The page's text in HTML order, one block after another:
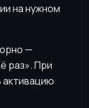
на нужном
—
раз». При